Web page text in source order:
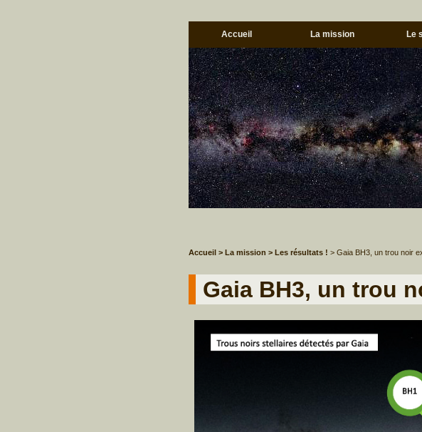
Accueil La mission Le
Accueil > La mission > Les résultats ! > Gaia BH3, un trou noir
Gaia BH3, un trou